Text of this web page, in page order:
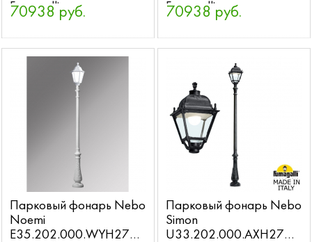
Fumagalli
70938 руб.
Fumagalli
70938 руб.
Парковый фонарь Nebo
Noemi
E35.202.000.WYH27
Парковый фонарь Nebo
Simon
U33.202.000.AXH27